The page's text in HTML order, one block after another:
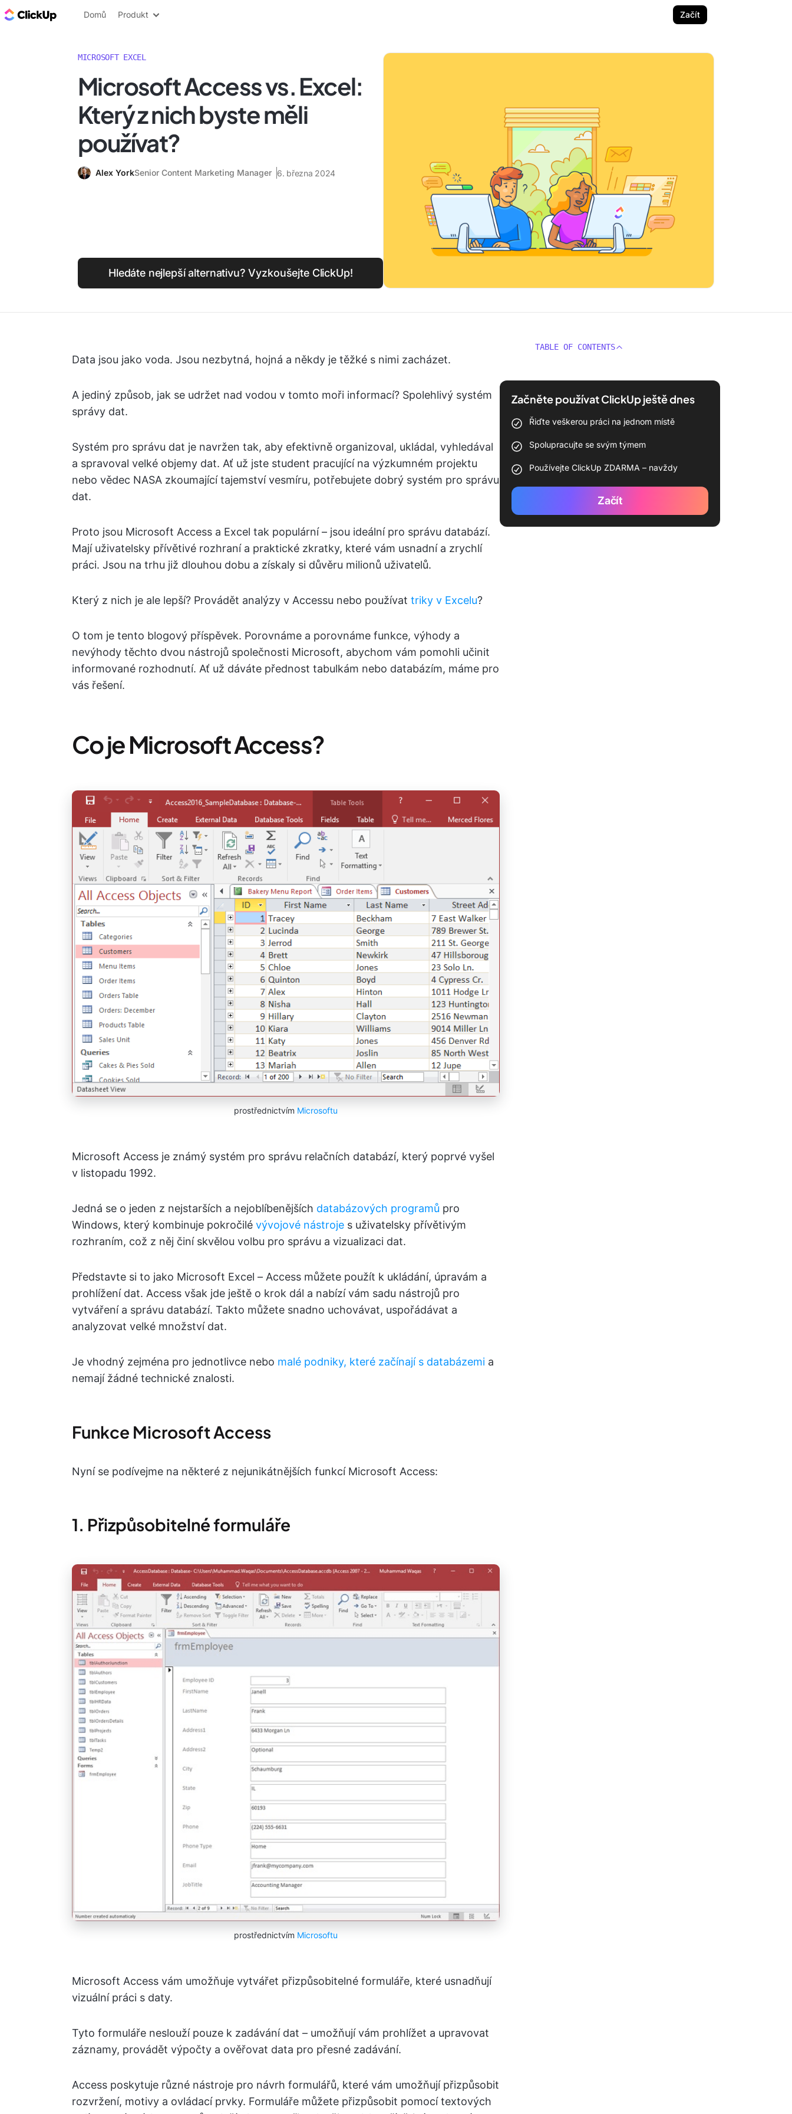
ClickUp blog
Domů Produkt Začít
MICROSOFT EXCEL
Microsoft Access vs. Excel:
Který z nich byste měli
používat?
Alex YorkSenior Content Marketing Manager 6. března 2024
Hledáte nejlepší alternativu? Vyzkoušejte ClickUp!
Data jsou jako voda. Jsou nezbytná, hojná a někdy je těžké s nimi zacházet.
A jediný způsob, jak se udržet nad vodou v tomto moři informací? Spolehlivý systém
správy dat.
Systém pro správu dat je navržen tak, aby efektivně organizoval, ukládal, vyhledával
a spravoval velké objemy dat. Ať už jste student pracující na výzkumném projektu
nebo vědec NASA zkoumající tajemství vesmíru, potřebujete dobrý systém pro správu
dat.
Proto jsou Microsoft Access a Excel tak populární – jsou ideální pro správu databází.
Mají uživatelsky přívětivé rozhraní a praktické zkratky, které vám usnadní a zrychlí
práci. Jsou na trhu již dlouhou dobu a získaly si důvěru milionů uživatelů.
Který z nich je ale lepší? Provádět analýzy v Accessu nebo používat triky v Excelu?
O tom je tento blogový příspěvek. Porovnáme a porovnáme funkce, výhody a
nevýhody těchto dvou nástrojů společnosti Microsoft, abychom vám pomohli učinit
informované rozhodnutí. Ať už dáváte přednost tabulkám nebo databázím, máme pro
vás řešení.
Co je Microsoft Access?
prostřednictvím Microsoftu
Microsoft Access je známý systém pro správu relačních databází, který poprvé vyšel
v listopadu 1992.
Jedná se o jeden z nejstarších a nejoblíbenějších databázových programů pro
Windows, který kombinuje pokročilé vývojové nástroje s uživatelsky přívětivým
rozhraním, což z něj činí skvělou volbu pro správu a vizualizaci dat.
Představte si to jako Microsoft Excel – Access můžete použít k ukládání, úpravám a
prohlížení dat. Access však jde ještě o krok dál a nabízí vám sadu nástrojů pro
vytváření a správu databází. Takto můžete snadno uchovávat, uspořádávat a
analyzovat velké množství dat.
Je vhodný zejména pro jednotlivce nebo malé podniky, které začínají s databázemi a
nemají žádné technické znalosti.
Funkce Microsoft Access
Nyní se podívejme na některé z nejunikátnějších funkcí Microsoft Access:
1. Přizpůsobitelné formuláře
prostřednictvím Microsoftu
Microsoft Access vám umožňuje vytvářet přizpůsobitelné formuláře, které usnadňují
vizuální práci s daty.
Tyto formuláře neslouží pouze k zadávání dat – umožňují vám prohlížet a upravovat
záznamy, provádět výpočty a ověřovat data pro přesné zadávání.
Access poskytuje různé nástroje pro návrh formulářů, které vám umožňují přizpůsobit
rozvržení, motivy a ovládací prvky. Formuláře můžete přizpůsobit pomocí textových
TABLE OF CONTENTS
Začněte používat ClickUp ještě dnes
Řiďte veškerou práci na jednom místě
Spolupracujte se svým týmem
Používejte ClickUp ZDARMA – navždy
Začít